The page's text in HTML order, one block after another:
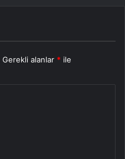
Gerekli alanlar * ile